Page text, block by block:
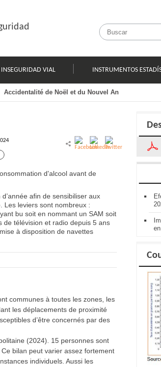
INSEGURIDAD VIAL INSTRUMENTOS
Accidentalité de Noël et du Nouvel An
d'alcool avant de
afin de sensibiliser aux
Les leviers sont nombreux :
bu soit en nommant un SAM soit
télévision et radio depuis 5 ans
à disposition de navettes
communes à toutes les zones, les
les déplacements de proximité
d’être concernés par des
(2024). 15 personnes sont
bilan peut varier assez fortement
individuels. Aussi les